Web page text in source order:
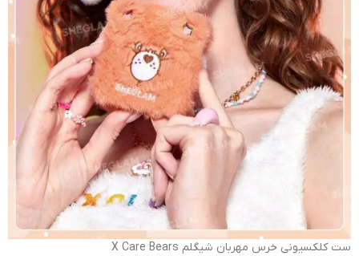
ست کلکسیونی خرس مهربان شیگلم X Care Bears